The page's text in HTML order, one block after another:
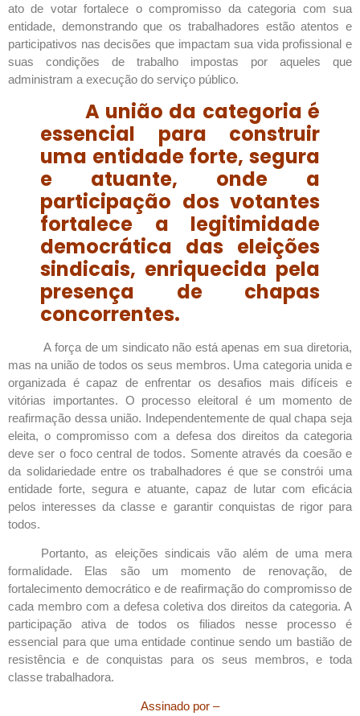
ato de votar fortalece o compromisso da categoria com sua
entidade, demonstrando que os trabalhadores estão atentos e
participativos nas decisões que impactam sua vida profissional e
suas condições de trabalho impostas por aqueles que
administram a execução do serviço público.
A união da categoria é
essencial para construir
uma entidade forte, segura
e atuante, onde a
participação dos votantes
fortalece a legitimidade
democrática das eleições
sindicais, enriquecida pela
presença de chapas
concorrentes.
A força de um sindicato não está apenas em sua diretoria,
mas na união de todos os seus membros. Uma categoria unida e
organizada é capaz de enfrentar os desafios mais difíceis e
vitórias importantes. O processo eleitoral é um momento de
reafirmação dessa união. Independentemente de qual chapa seja
eleita, o compromisso com a defesa dos direitos da categoria
deve ser o foco central de todos. Somente através da coesão e
da solidariedade entre os trabalhadores é que se constrói uma
entidade forte, segura e atuante, capaz de lutar com eficácia
pelos interesses da classe e garantir conquistas de rigor para
todos.
Portanto, as eleições sindicais vão além de uma mera
formalidade. Elas são um momento de renovação, de
fortalecimento democrático e de reafirmação do compromisso de
cada membro com a defesa coletiva dos direitos da categoria. A
participação ativa de todos os filiados nesse processo é
essencial para que uma entidade continue sendo um bastião de
resistência e de conquistas para os seus membros, e toda
classe trabalhadora.
Assinado por –